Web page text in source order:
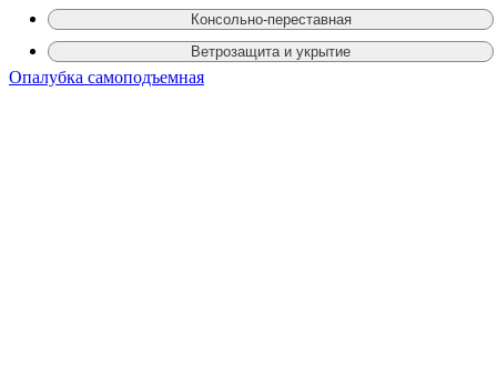
Консольно-переставная
Ветрозащита и укрытие
Опалубка самоподъемная